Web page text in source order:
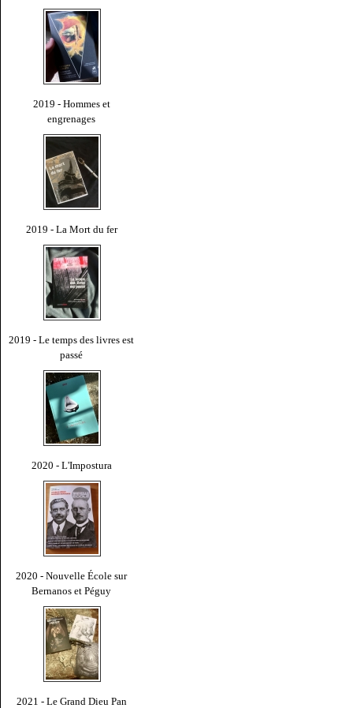
2019 - Hommes et
engrenages
2019 - La Mort du fer
2019 - Le temps des livres est
passé
2020 - L'Impostura
2020 - Nouvelle École sur
Bernanos et Péguy
2021 - Le Grand Dieu Pan